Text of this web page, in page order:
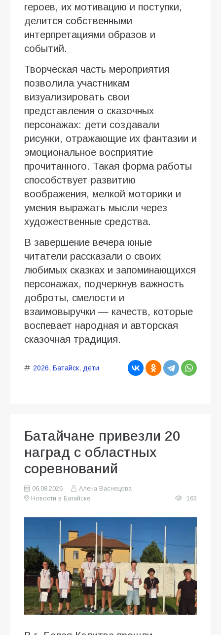
героев, их мотивацию и поступки,
делится собственными
интерпретациями образов и
событий.
Творческая часть мероприятия
позволила участникам
визуализировать свои
представления о сказочных
персонажах: дети создавали
рисунки, отражающие их фантазии и
эмоциональное восприятие
прочитанного. Такая форма работы
способствует развитию
воображения, мелкой моторики и
умения выражать мысли через
художественные средства.
В завершение вечера юные
читатели рассказали о своих
любимых сказках и запоминающихся
персонажах, подчеркнув важность
доброты, смелости и
взаимовыручки — качеств, которые
воспевает народная и авторская
сказочная традиция.
2026, Батайск, дети
Батайчане привезли 20
наград с областных
соревнований
06.08.2026
Алена Васнецова
Новости в Батайске
163